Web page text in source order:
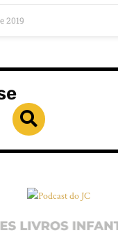
2019